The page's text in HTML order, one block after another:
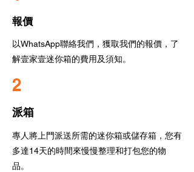
報價
以WhatsApp聯絡我們 ，獲取我們的報價，了
解壹家壹迷你箱的費用及須知。
2
派箱
專人將上門派送所需的迷你箱或儲存箱，您有
多達14天的時間來慢慢整理和打包您的物
品。